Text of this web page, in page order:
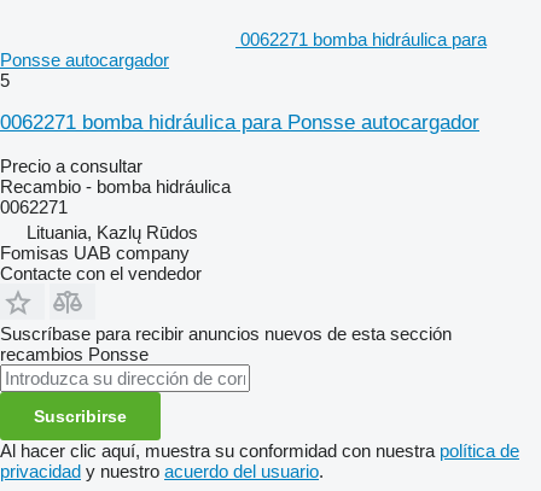
0062271 bomba hidráulica para
Ponsse autocargador
5
0062271 bomba hidráulica para Ponsse autocargador
Precio a consultar
Recambio - bomba hidráulica
0062271
Lituania, Kazlų Rūdos
Fomisas UAB company
Contacte con el vendedor
Suscríbase para recibir anuncios nuevos de esta sección
recambios Ponsse
Suscribirse
Al hacer clic aquí, muestra su conformidad con nuestra política de
privacidad y nuestro acuerdo del usuario.